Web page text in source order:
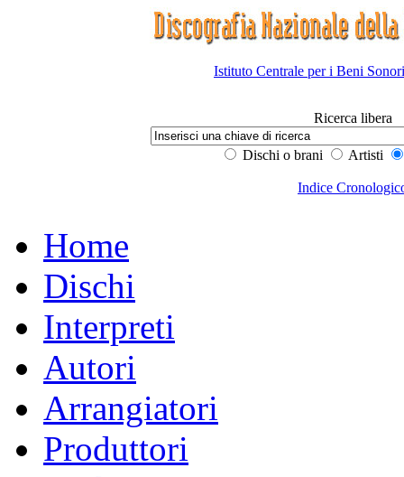
Istituto Centrale per i Beni
Ricerca libera
Dischi o brani Artisti
Indice
Home
Dischi
Interpreti
Autori
Arrangiatori
Produttori